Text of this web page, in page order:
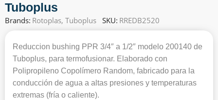
Tuboplus
Brands: Rotoplas, Tuboplus SKU: RREDB2520
Reduccion bushing PPR 3/4″ a 1/2″ modelo 200140 de
Tuboplus, para termofusionar. Elaborado con
Polipropileno Copolímero Random, fabricado para la
conducción de agua a altas presiones y temperaturas
extremas (fría o caliente).